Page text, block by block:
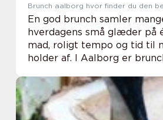
Brunch aalborg hvor finder
En god brunch samler
hverdagens små glæder på
mad, roligt tempo og tid til
holder af. I Aalborg er
har udviklet gennemførte
kvalitet, stem...